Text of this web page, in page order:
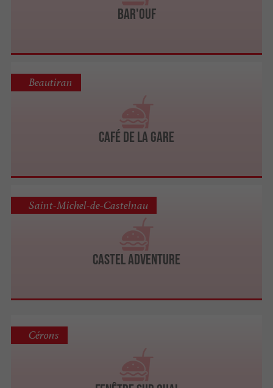
Bar'Ouf
Café de la Gare
Beautiran
Castel Adventure
Saint-Michel-de-Castelnau
Cérons